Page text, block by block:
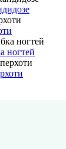
ногтей